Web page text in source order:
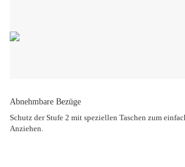
Abnehmbare Bezüge
Schutz der Stufe 2 mit speziellen Taschen zum
Anziehen.